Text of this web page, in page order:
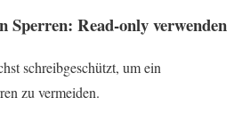
Sperren: Read-only verwenden
schreibgeschützt, um ein
zu vermeiden.